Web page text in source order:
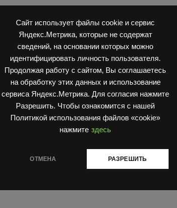
Сайт использует файлы cookie и сервис
Яндекс.Метрика, которые не содержат
сведений, на основании которых можно
идентифицировать личность пользователя.
Продолжая работу с сайтом, Вы соглашаетесь
на обработку этих данных и использование
сервиса Яндекс.Метрика. Для согласия нажмите
Разрешить. Чтобы ознакомится с нашей
Политикой использования файлов «cookie»
нажмите здесь
ОТМЕНА РАЗРЕШИТЬ
00.00.03
ЕВ
687
,
717
quantity
Артикул:2I20201 Super
Категории:
Запчасти Балканкар , Погрузчик ЕВ 687
Погрузчик ЕВ 717